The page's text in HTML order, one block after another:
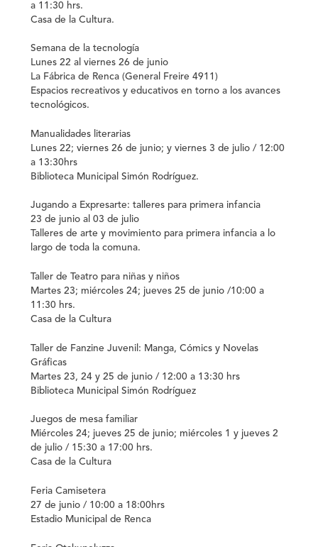
a 11:30 hrs.
Casa de la Cultura.
Semana de la tecnología
Lunes 22 al viernes 26 de junio
La Fábrica de Renca (General Freire 4911)
Espacios recreativos y educativos en torno a los avances
tecnológicos.
Manualidades literarias
Lunes 22; viernes 26 de junio; y viernes 3 de julio / 12:00
a 13:30hrs
Biblioteca Municipal Simón Rodríguez.
Jugando a Expresarte: talleres para primera infancia
23 de junio al 03 de julio
Talleres de arte y movimiento para primera infancia a lo
largo de toda la comuna.
Taller de Teatro para niñas y niños
Martes 23; miércoles 24; jueves 25 de junio /10:00 a
11:30 hrs.
Casa de la Cultura
Taller de Fanzine Juvenil: Manga, Cómics y Novelas
Gráficas
Martes 23, 24 y 25 de junio / 12:00 a 13:30 hrs
Biblioteca Municipal Simón Rodríguez
Juegos de mesa familiar
Miércoles 24; jueves 25 de junio; miércoles 1 y jueves 2
de julio / 15:30 a 17:00 hrs.
Casa de la Cultura
Feria Camisetera
27 de junio / 10:00 a 18:00hrs
Estadio Municipal de Renca